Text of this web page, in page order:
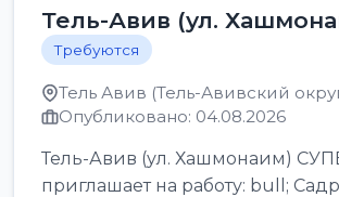
Тель-Авив (ул.
Требуются
Тель Авив (Тель-Авивский
Опубликовано: 04.08.2026
Тель-Авив (ул. Хашмонаим)
приглашает на работу: bull;